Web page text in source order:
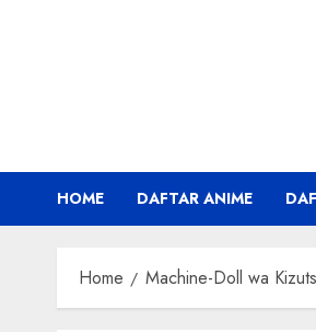
HOME DAFTAR ANIME
Home Machine-Doll wa